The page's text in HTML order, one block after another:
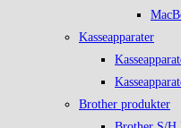
Kasseapparater
Brother produkter